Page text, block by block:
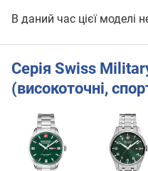
В даний час цієї моделі
Серія Swiss
(високоточні,